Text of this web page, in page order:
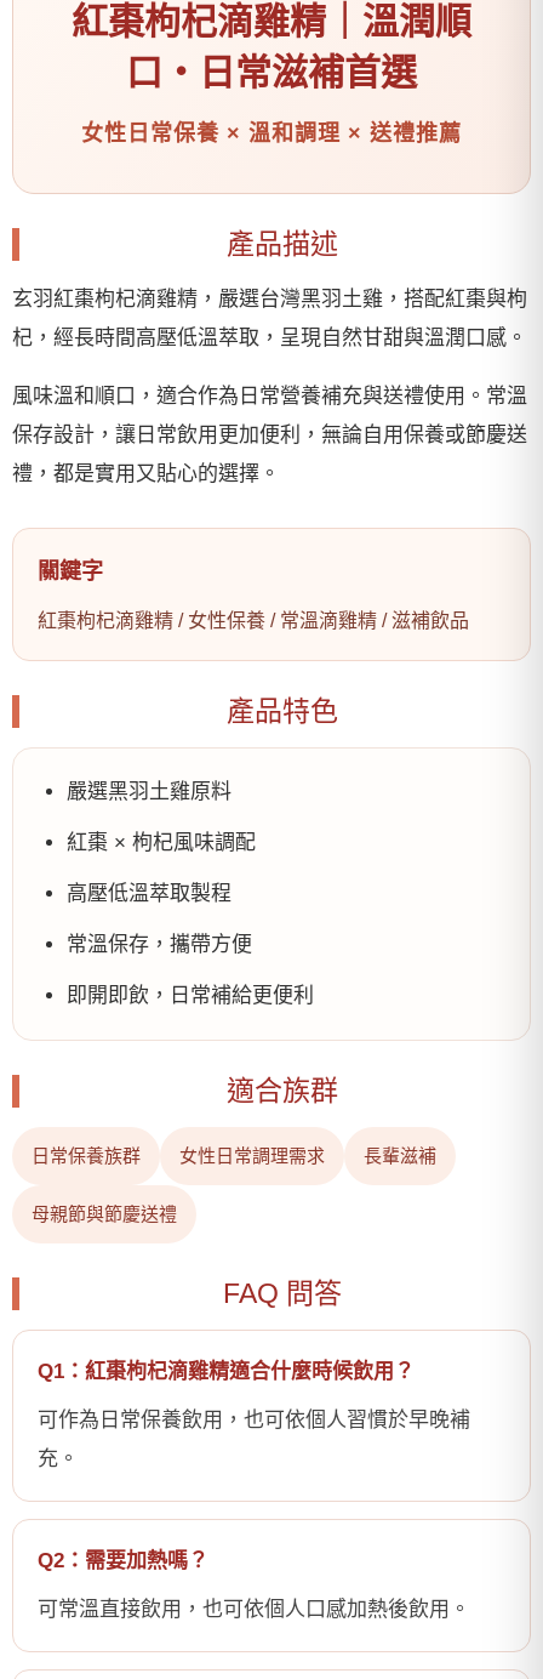
紅棗枸杞滴雞精｜溫潤順
口・日常滋補首選
女性日常保養 × 溫和調理 × 送禮推薦
產品描述
玄羽紅棗枸杞滴雞精，嚴選台灣黑羽土雞，搭配紅棗與枸
杞，經長時間高壓低溫萃取，呈現自然甘甜與溫潤口感。
風味溫和順口，適合作為日常營養補充與送禮使用。常溫
保存設計，讓日常飲用更加便利，無論自用保養或節慶送
禮，都是實用又貼心的選擇。
關鍵字
紅棗枸杞滴雞精 / 女性保養 / 常溫滴雞精 / 滋補飲品
產品特色
嚴選黑羽土雞原料
紅棗 × 枸杞風味調配
高壓低溫萃取製程
常溫保存，攜帶方便
即開即飲，日常補給更便利
適合族群
日常保養族群 女性日常調理需求 長輩滋補
母親節與節慶送禮
FAQ 問答
Q1：紅棗枸杞滴雞精適合什麼時候飲用？
可作為日常保養飲用，也可依個人習慣於早晚補
充。
Q2：需要加熱嗎？
可常溫直接飲用，也可依個人口感加熱後飲用。